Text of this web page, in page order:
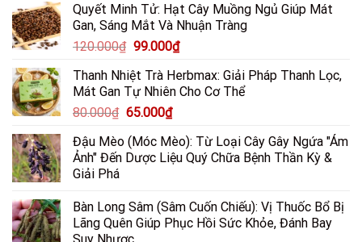
là:
85.000₫.
tại
là:
65.000₫.
Quyết Minh Tử: Hạt Cây Muồng Ngủ Giúp Mát
Gan, Sáng Mắt Và Nhuận Tràng
120.000₫ Giá
là:
120.000₫.
99.000₫Giá
tại
là:
Thanh Nhiệt Trà Herbmax: Giải Pháp Thanh Lọc,
Mát Gan Tự Nhiên Cho Cơ Thể
80.000₫ Giá
là:
80.000₫.
65.000₫Giá
tại
là:
Đậu Mèo (Móc Mèo): Từ Loại Cây Gây Ngứa "Ám
Ảnh" Đến Dược Liệu Quý Chữa Bệnh Thần Kỳ &
Giải Phá
Bàn Long Sâm (Sâm Cuốn Chiếu): Vị Thuốc Bổ Bị
Lãng Quên Giúp Phục Hồi Sức Khỏe, Đánh Bay